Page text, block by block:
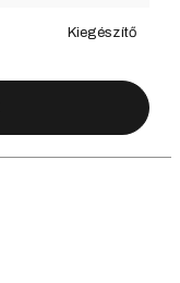
Kiegészítő